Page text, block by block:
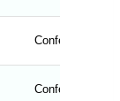
Conference
Conference